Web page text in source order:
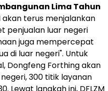
Lima Tahun
akan terus menjalankan
penjualan luar negeri
juga mempercepat
di luar negeri". Untuk
Dongfeng Forthing akan
300 titik layanan
Lewat langkah ini, DFLZM